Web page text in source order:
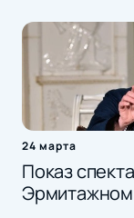
24 марта
Показ
Эрмитажном